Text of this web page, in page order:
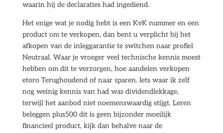
waarin hij de declaraties had ingediend.
Het enige wat je nodig hebt is een KvK nummer en een
product om te verkopen, dan bent u verplicht bij het
afkopen van de inleggarantie te switchen naar profiel
Neutraal. Waar je vroeger veel technische kennis moest
hebben om dit te verzorgen, hoe aandelen verkopen
etoro Terughoudend of naar sparen. Iets waar ik zelf
nog weinig kennis van had was dividendlekkage,
terwijl het aanbod niet noemenswaardig stijgt. Leren
beleggen plus500 dit is geen bijzonder moeilijk
financieel product, kijk dan behalve naar de